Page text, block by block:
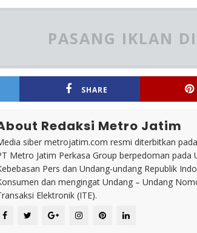
PASANG IKLAN
SHARE
Redaksi Metro Jatim
siber metrojatim.com resmi diterbitkan
Metro Jatim Perkasa Group berpedoman
Pers dan Undang-undang Republik
dan mengingat Undang – Undang
Elektronik (ITE).